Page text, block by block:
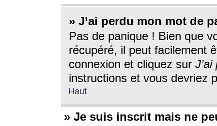
» J’ai perdu mon mot de
Pas de panique ! Bien que
récupéré, il peut facilement
connexion et cliquez sur
instructions et vous devriez
Haut
» Je suis inscrit mais ne